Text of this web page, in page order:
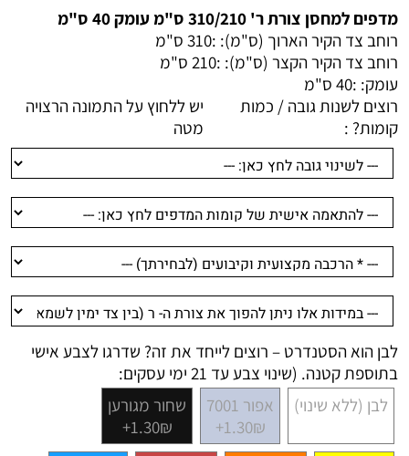
מדפים למחסן צורת ר' 310/210 ס"מ עומק 40 ס"מ
רוחב צד הקיר הארוך (ס"מ): :310 ס"מ
רוחב צד הקיר הקצר (ס"מ): :210 ס"מ
עומק: :40 ס"מ
רוצים לשנות גובה / כמות
קומות? :
יש ללחוץ על התמונה הרצויה
מטה
לבן הוא הסטנדרט – רוצים לייחד את זה? שדרגו לצבע אישי
בתוספת קטנה. (שינוי צבע עד 21 ימי עסקים:
לבן (ללא שינוי)
אפור 7001
1.30₪+
שחור מגורען
1.30₪+